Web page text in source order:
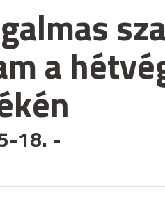
a
18. -